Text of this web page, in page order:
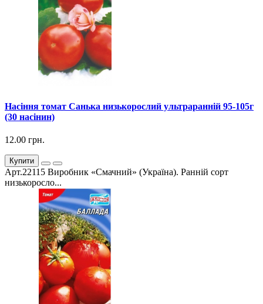
Насіння томат Санька низькорослий ультраранній 95-105г
(30 насінин)
12.00 грн.
Купити
Арт.22115 Виробник «Смачний» (Україна). Ранній сорт
низькоросло...